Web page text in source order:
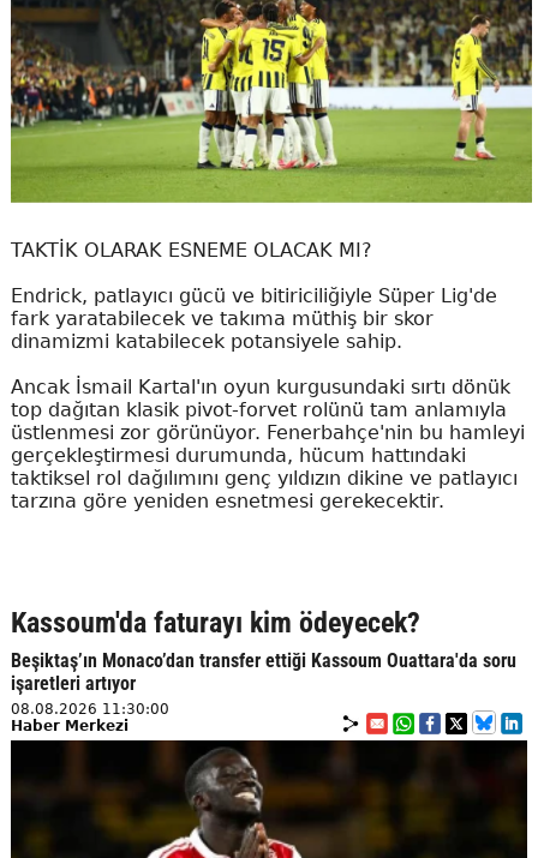
TAKTİK OLARAK ESNEME OLACAK MI?
Endrick, patlayıcı gücü ve bitiriciliğiyle Süper Lig'de
fark yaratabilecek ve takıma müthiş bir skor
dinamizmi katabilecek potansiyele sahip.
Ancak İsmail Kartal'ın oyun kurgusundaki sırtı dönük
top dağıtan klasik pivot-forvet rolünü tam anlamıyla
üstlenmesi zor görünüyor. Fenerbahçe'nin bu hamleyi
gerçekleştirmesi durumunda, hücum hattındaki
taktiksel rol dağılımını genç yıldızın dikine ve patlayıcı
tarzına göre yeniden esnetmesi gerekecektir.
Kassoum'da faturayı kim ödeyecek?
Beşiktaş’ın Monaco’dan transfer ettiği Kassoum Ouattara'da soru
işaretleri artıyor
08.08.2026 11:30:00
Haber Merkezi